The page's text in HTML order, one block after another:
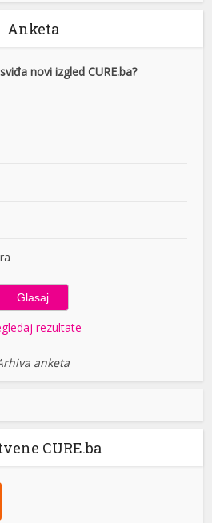
Anketa
novi izgled CURE.ba?
rezultate
anketa
CURE.ba